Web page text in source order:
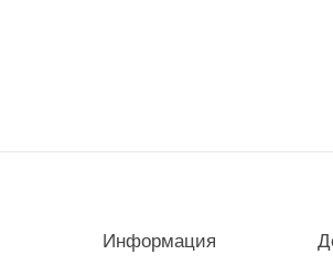
Информация